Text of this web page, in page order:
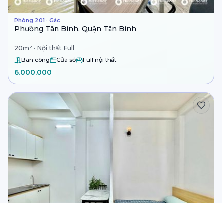
Phòng 201 · Gác
Phường Tân Bình, Quận Tân Bình
20m² · Nội thất Full
Ban công Cửa sổ Full nội thất
6.000.000